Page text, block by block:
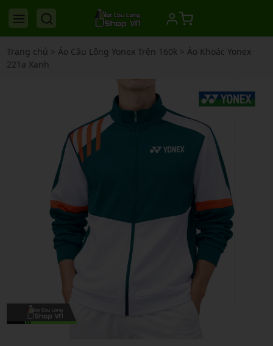
Trang chủ > Áo Cầu Lông Yonex Trên 160k> Áo Khoác Yonex
221a Xanh